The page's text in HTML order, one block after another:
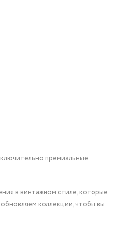
премиальные
в винтажном стиле, которые
коллекции, чтобы вы